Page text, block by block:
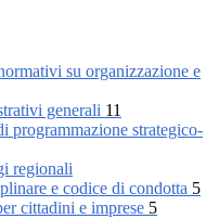
su organizzazione e
generali 11
programmazione strategico-
regionali
e codice di condotta 5
cittadini e imprese 5